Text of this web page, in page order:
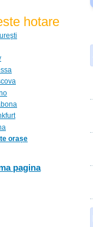
hotare
orașe
pagina